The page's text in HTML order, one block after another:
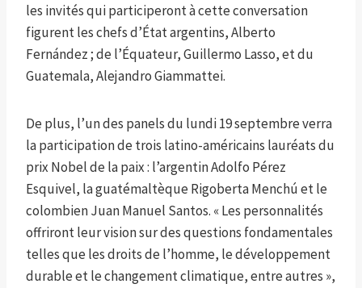
les invités qui participeront à cette conversation
figurent les chefs d’État argentins, Alberto
Fernández ; de l’Équateur, Guillermo Lasso, et du
Guatemala, Alejandro Giammattei.
De plus, l’un des panels du lundi 19 septembre verra
la participation de trois latino-américains lauréats du
prix Nobel de la paix : l’argentin Adolfo Pérez
Esquivel, la guatémaltèque Rigoberta Menchú et le
colombien Juan Manuel Santos. « Les personnalités
offriront leur vision sur des questions fondamentales
telles que les droits de l’homme, le développement
durable et le changement climatique, entre autres »,